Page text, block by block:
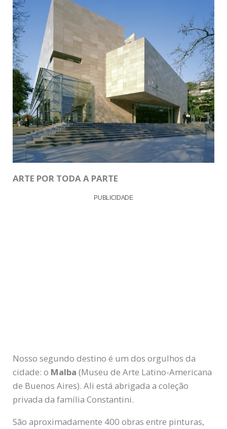
ARTE POR TODA A PARTE
PUBLICIDADE
Nosso segundo destino é um dos orgulhos da
cidade: o Malba (Museu de Arte Latino-Americana
de Buenos Aires). Ali está abrigada a coleção
privada da família Constantini.
São aproximadamente 400 obras entre pinturas,